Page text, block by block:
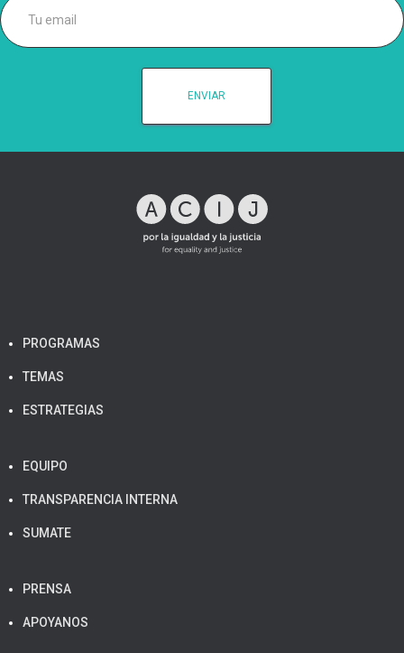
PROGRAMAS
TEMAS
ESTRATEGIAS
EQUIPO
TRANSPARENCIA INTERNA
SUMATE
PRENSA
APOYANOS